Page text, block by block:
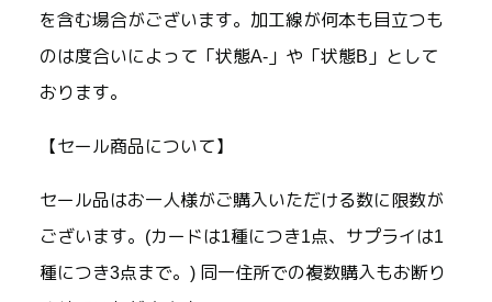
を含む場合がございます。加工線が何本も目立つも
のは度合いによって「状態A-」や「状態B」として
おります。
【セール商品について】
セール品はお一人様がご購入いただける数に限数が
ございます。(カードは1種につき1点、サプライは1
種につき3点まで。) 同一住所での複数購入もお断り